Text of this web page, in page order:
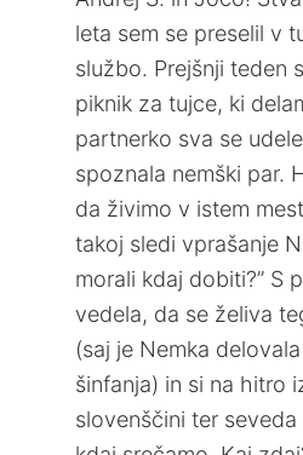
leta sem se preselil v
službo. Prejšnji teden
piknik za tujce, ki
partnerko sva se
spoznala nemški par.
da živimo v istem
takoj sledi vprašanje
morali kdaj dobiti?” S
vedela, da se želiva
(saj je Nemka
šinfanja) in si na hitro
slovenščini ter